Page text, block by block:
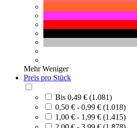
Mehr Weniger
Preis pro Stück
Bis 0,49 € (1.081)
0,50 € - 0,99 € (1.018)
1,00 € - 1,99 € (1.415)